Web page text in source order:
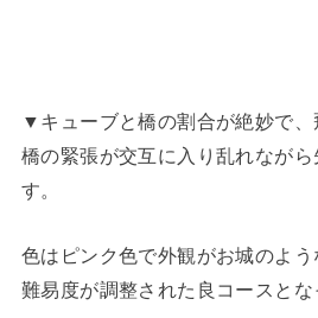
▼キューブと橋の割合が絶妙で
橋の緊張が交互に入り乱れながら
す。
色はピンク色で外観がお城のよう
難易度が調整された良コースとな